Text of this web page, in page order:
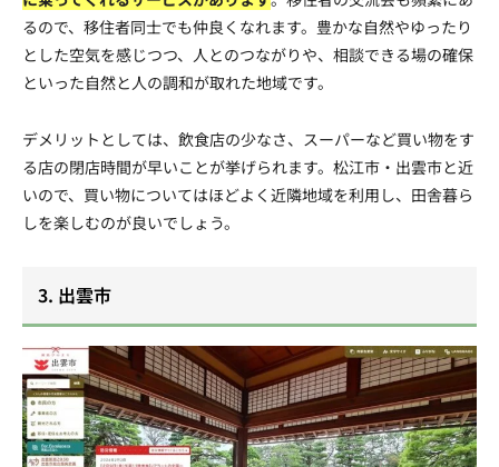
るので、移住者同士でも仲良くなれます。豊かな自然やゆったり
とした空気を感じつつ、人とのつながりや、相談できる場の確保
といった自然と人の調和が取れた地域です。
デメリットとしては、飲食店の少なさ、スーパーなど買い物をす
る店の閉店時間が早いことが挙げられます。松江市・出雲市と近
いので、買い物についてはほどよく近隣地域を利用し、田舎暮ら
しを楽しむのが良いでしょう。
3. 出雲市